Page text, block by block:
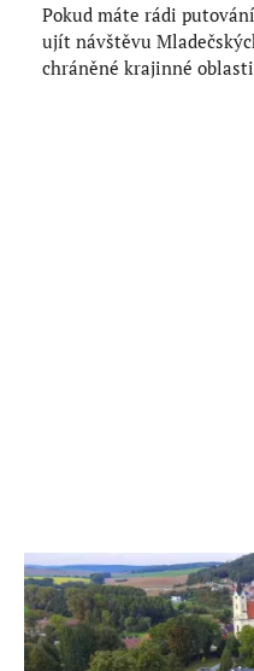
Pokud máte rádi
ujít návštěvu
chráněné krajinné